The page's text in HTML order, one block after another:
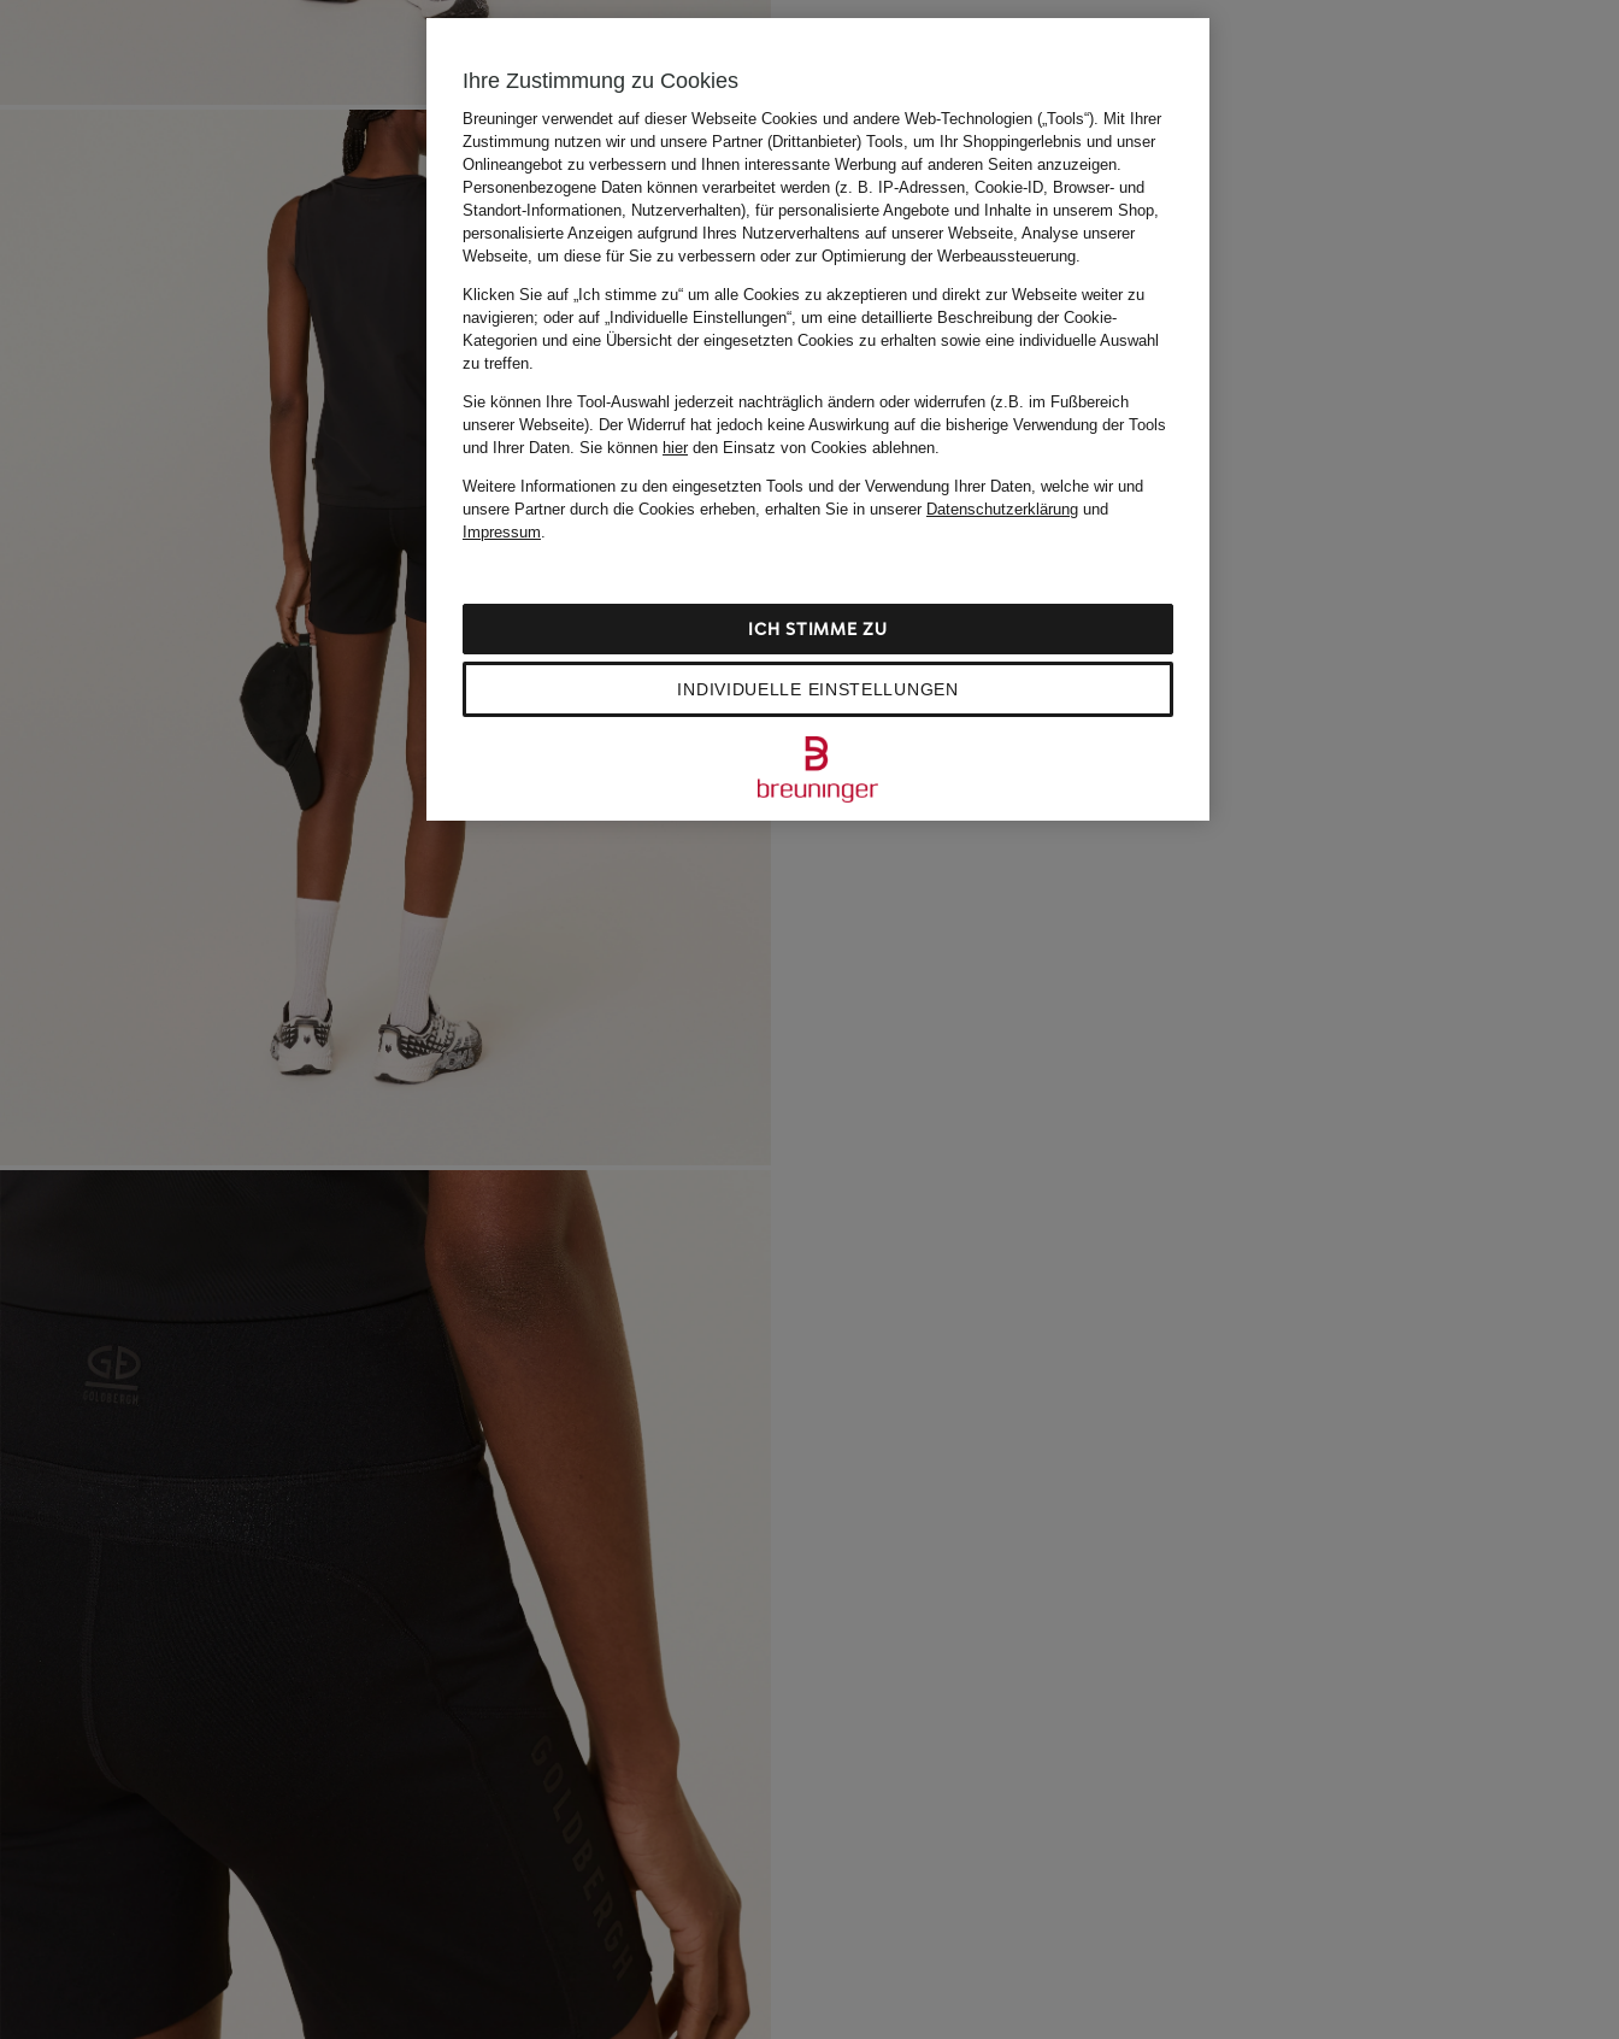
Ihre Zustimmung zu Cookies
Breuninger verwendet auf dieser Webseite Cookies und andere Web-Technologien („Tools“). Mit Ihrer
Zustimmung nutzen wir und unsere Partner (Drittanbieter) Tools, um Ihr Shoppingerlebnis und unser
Onlineangebot zu verbessern und Ihnen interessante Werbung auf anderen Seiten anzuzeigen.
Personenbezogene Daten können verarbeitet werden (z. B. IP-Adressen, Cookie-ID, Browser- und
Standort-Informationen, Nutzerverhalten), für personalisierte Angebote und Inhalte in unserem Shop,
personalisierte Anzeigen aufgrund Ihres Nutzerverhaltens auf unserer Webseite, Analyse unserer
Webseite, um diese für Sie zu verbessern oder zur Optimierung der Werbeaussteuerung.
Klicken Sie auf „Ich stimme zu“ um alle Cookies zu akzeptieren und direkt zur Webseite weiter zu
navigieren; oder auf „Individuelle Einstellungen“, um eine detaillierte Beschreibung der Cookie-
Kategorien und eine Übersicht der eingesetzten Cookies zu erhalten sowie eine individuelle Auswahl
zu treffen.
Sie können Ihre Tool-Auswahl jederzeit nachträglich ändern oder widerrufen (z.B. im Fußbereich
unserer Webseite). Der Widerruf hat jedoch keine Auswirkung auf die bisherige Verwendung der Tools
und Ihrer Daten. Sie können hierden Einsatz von Cookies ablehnen.
Weitere Informationen zu den eingesetzten Tools und der Verwendung Ihrer Daten, welche wir und
unsere Partner durch die Cookies erheben, erhalten Sie in unserer Datenschutzerklärung und
Impressum.
INDIVIDUELLE EINSTELLUNGEN
ICH STIMME ZU